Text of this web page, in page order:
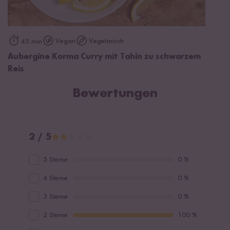
45 min Vegan Vegetarisch
Aubergine Korma Curry mit Tahin zu schwarzem
Reis
Bewertungen
2 / 5
5 Sterne 0 %
4 Sterne 0 %
3 Sterne 0 %
2 Sterne 100 %